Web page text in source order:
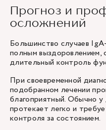
Прогноз и
осложнений
Большинство случаев
полным выздоровлением,
длительный контроль
При своевременной
подобранном лечении
благоприятный. Обычно у
протекает легко и
контроля за состоянием.